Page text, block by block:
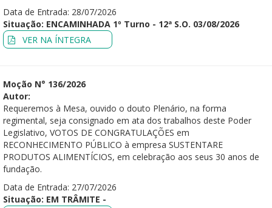
Data de Entrada: 28/07/2026
Situação: ENCAMINHADA 1º Turno - 12ª S.O. 03/08/2026
VER NA ÍNTEGRA
Moção N° 136/2026
Autor:
Requeremos à Mesa, ouvido o douto Plenário, na forma
regimental, seja consignado em ata dos trabalhos deste Poder
Legislativo, VOTOS DE CONGRATULAÇÕES em
RECONHECIMENTO PÚBLICO à empresa SUSTENTARE
PRODUTOS ALIMENTÍCIOS, em celebração aos seus 30 anos de
fundação.
Data de Entrada: 27/07/2026
Situação: EM TRÂMITE -